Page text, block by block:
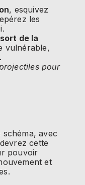
, esquivez
les
sort de la
vulnérable,
.
pour
schéma, avec
cette
pouvoir
et